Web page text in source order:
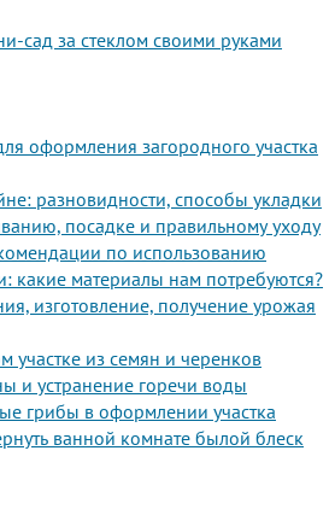
сад за стеклом своими руками
оформления загородного участка
разновидности, способы укладки
посадке и правильному уходу
по использованию
какие материалы нам потребуются?
изготовление, получение урожая
участке из семян и черенков
и устранение горечи воды
грибы в оформлении участка
ванной комнате былой блеск